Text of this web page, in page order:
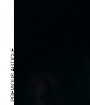
PREVIOUS ARTICLE